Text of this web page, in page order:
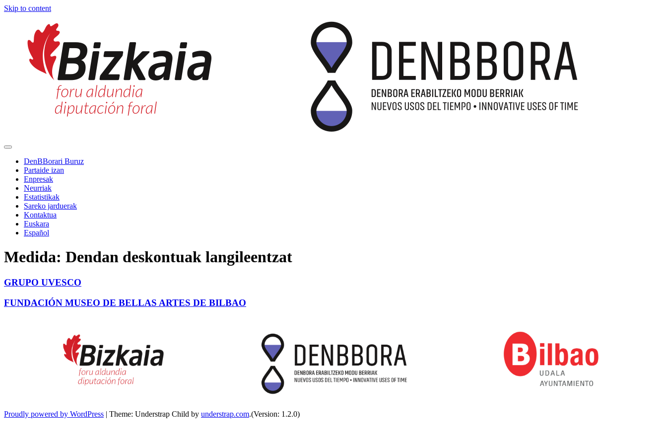
Skip to content
Main
Navigation
DenBBorari Buruz
Partaide izan
Enpresak
Neurriak
Estatistikak
Sareko jarduerak
Kontaktua
Euskara
Español
Medida: Dendan deskontuak langileentzat
GRUPO UVESCO
FUNDACIÓN MUSEO DE BELLAS ARTES DE BILBAO
Proudly powered by WordPress | Theme: Understrap Child by understrap.com.(Version: 1.2.0)